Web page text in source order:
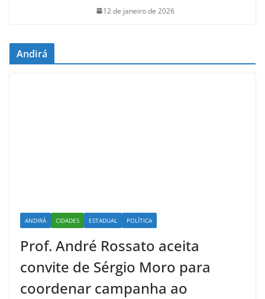
12 de janeiro de 2026
Andirá
ANDIRÁ CIDADES ESTADUAL POLÍTICA
Prof. André Rossato aceita
convite de Sérgio Moro para
coordenar campanha ao